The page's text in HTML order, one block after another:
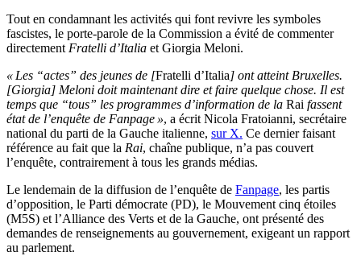
Tout en condamnant les activités qui font revivre les symboles
fascistes, le porte-parole de la Commission a évité de commenter
directement Fratelli d’Italia et Giorgia Meloni.
« Les “actes” des jeunes de [Fratelli d’Italia] ont atteint Bruxelles.
[Giorgia] Meloni doit maintenant dire et faire quelque chose. Il est
temps que “tous” les programmes d’information de la Rai fassent
état de l’enquête de Fanpage », a écrit Nicola Fratoianni, secrétaire
national du parti de la Gauche italienne, sur X. Ce dernier faisant
référence au fait que la Rai, chaîne publique, n’a pas couvert
l’enquête, contrairement à tous les grands médias.
Le lendemain de la diffusion de l’enquête de Fanpage, les partis
d’opposition, le Parti démocrate (PD), le Mouvement cinq étoiles
(M5S) et l’Alliance des Verts et de la Gauche, ont présenté des
demandes de renseignements au gouvernement, exigeant un rapport
au parlement.